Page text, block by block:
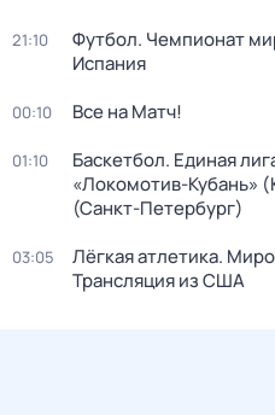
21:10
Футбол. Чемпионат
Испания
00:10 Все на Матч!
01:10
Баскетбол. Единая
«Локомотив-Кубань»
(Санкт-Петербург)
03:05
Лёгкая атлетика.
Трансляция из США